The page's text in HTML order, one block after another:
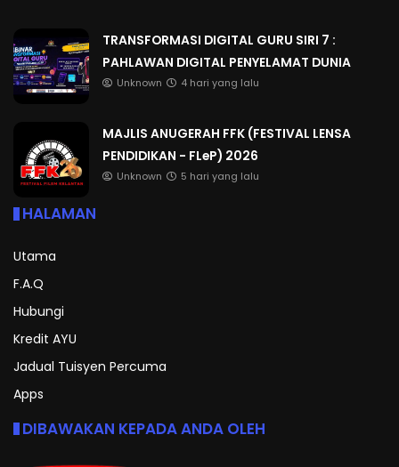
TRANSFORMASI DIGITAL GURU SIRI 7 :
PAHLAWAN DIGITAL PENYELAMAT DUNIA
Unknown 4 hari yang lalu
MAJLIS ANUGERAH FFK (FESTIVAL LENSA
PENDIDIKAN - FLeP) 2026
Unknown 5 hari yang lalu
HALAMAN
Utama
F.A.Q
Hubungi
Kredit AYU
Jadual Tuisyen Percuma
Apps
DIBAWAKAN KEPADA ANDA OLEH